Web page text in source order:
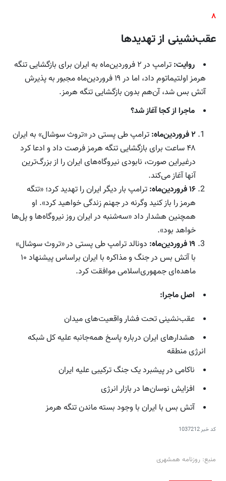
۸
عقب‌نشینی از تهدیدها
روایت:
ترامپ در ۲ فروردین‌ماه به ایران برای بازگشایی تنگه
هرمز اولتیماتوم داد، اما در ۱۹ فروردین‌ماه مجبور به پذیرش
آتش بس شد، آن‌هم بدون بازگشایی تنگه هرمز.
ماجرا از کجا آغاز شد؟
۲ فروردین‌ماه:
ترامپ طی پستی در «تروث سوشال» به ایران
۴۸ ساعت برای بازگشایی تنگه هرمز فرصت داد و ادعا کرد
درغیراین صورت، نابودی نیروگاه‌های ایران را از بزرگ‌ترین
آنها آغاز می‌کند.
۱۶ فروردین‌ماه:
ترامپ بار دیگر ایران را تهدید کرد؛ «تنگه
هرمز را باز کنید وگرنه در جهنم زندگی خواهید کرد». او
همچنین هشدار داد «سه‌شنبه در ایران روز نیروگاه‌ها و پل‌ها
خواهد بود».
۱۹ فروردین‌ماه:
دونالد ترامپ طی پستی در «تروث سوشال»
با آتش بس در جنگ و مذاکره با ایران براساس پیشنهاد ۱۰
ماهده‌ای جمهوری‌اسلامی موافقت کرد.
اصل ماجرا:
عقب‌نشینی تحت فشار واقعیت‌های میدان
هشدارهای ایران درباره پاسخ همه‌جانبه علیه کل شبکه
انرژی منطقه
ناکامی در پیشبرد یک جنگ ترکیبی علیه ایران
افزایش نوسان‌ها در بازار انرژی
آتش بس با ایران با وجود بسته ماندن تنگه هرمز
کد خبر1037212
منبع: روزنامه همشهری